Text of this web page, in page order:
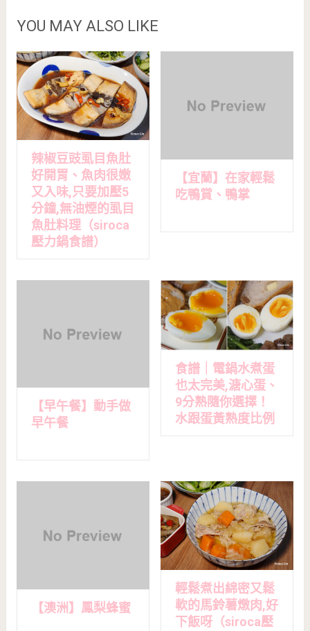
YOU MAY ALSO LIKE
辣椒豆豉虱目魚肚
好開胃、魚肉很嫩
又入味,只要加壓5
分鐘,無油煙的虱目
魚肚料理（siroca
壓力鍋食譜）
【宜蘭】在家輕鬆
吃鴨賞、鴨掌
【早午餐】動手做
早午餐
食譜｜電鍋水煮蛋
也太完美,溏心蛋、
9分熟隨你選擇！
水跟蛋黃熟度比例
【澳洲】鳳梨蜂蜜
輕鬆煮出綿密又鬆
軟的馬鈴薯燉肉,好
下飯呀（siroca壓